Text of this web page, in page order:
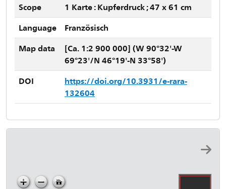
Scope
1 Karte : Kupferdruck ; 47 x 61 cm
Language
Französisch
Map data
[Ca. 1:2 900 000] (W 90°32'-W
69°23'/N 46°19'-N 33°58')
DOI
https://doi.org/10.3931/e-rara-
132604